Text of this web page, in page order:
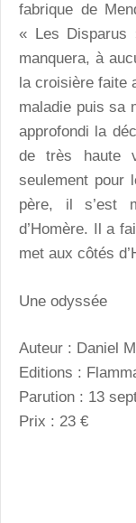
fabrique de
« Les
manquera, à
la croisière faite
maladie puis sa
approfondi la
de très haute
seulement pour
père, il s’est
d’Homère. Il a
met aux côtés
Une odyssée
Auteur : Daniel
Editions :
Parution : 13
Prix : 23 €